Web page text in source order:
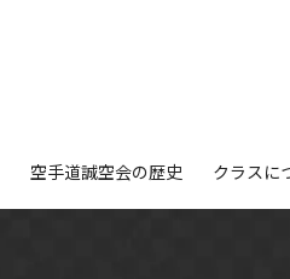
空手道誠空会の歴史 クラスに